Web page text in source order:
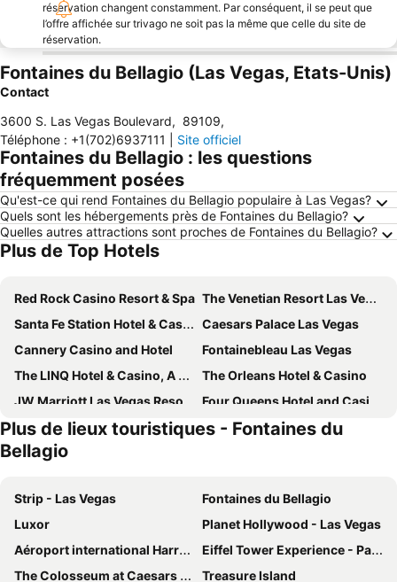
réservation changent constamment. Par conséquent, il se peut que
l’offre affichée sur trivago ne soit pas la même que celle du site de
réservation.
Fontaines du Bellagio (Las Vegas, Etats-Unis)
Contact
3600 S. Las Vegas Boulevard, 89109,
Téléphone : +1(702)6937111 Site officiel
Fontaines du Bellagio : les questions
fréquemment posées
Qu'est-ce qui rend Fontaines du Bellagio populaire à Las Vegas?
Quels sont les hébergements près de Fontaines du Bellagio?
Quelles autres attractions sont proches de Fontaines du Bellagio?
Plus de Top Hotels
Red Rock Casino Resort & Spa The Venetian Resort Las Vegas
Santa Fe Station Hotel & Casino
Caesars Palace Las Vegas
Cannery Casino and Hotel
Fontainebleau Las Vegas
The LINQ Hotel & Casino, A Caesars Destination
The Orleans Hotel & Casino
JW Marriott Las Vegas Resort & Spa
Four Queens Hotel and Casino
Masquerade Tower at Rio Hotel & Casino
The Palazzo at The Venetian
Sunset Station Hotel & Casino
Best Western Plus Henderson Hotel
OYO Hotel and Casino Las Vegas
Main Street Station Casino Brewery Hotel
Vdara Hotel & Spa
California Hotel and Casino
Durango Casino & Resort
Plus de lieux touristiques - Fontaines du
Bellagio
Strip - Las Vegas
Fontaines du Bellagio
Luxor
Planet Hollywood - Las Vegas
Aéroport international Harry Reid
Eiffel Tower Experience - Paris Las Vegas
The Colosseum at Caesars Palace
Treasure Island